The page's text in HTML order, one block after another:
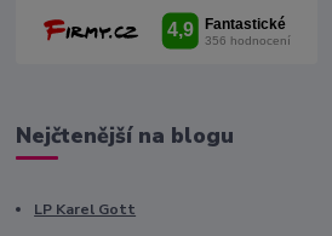
Nejčtenější na blogu
LP Karel Gott